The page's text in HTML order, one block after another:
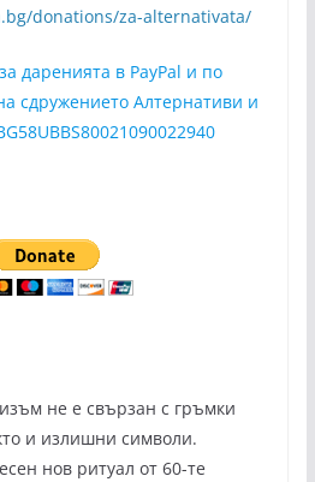
donations/za-alternativata/
даренията в PayPal и по
сдружението Алтернативи и
не е свързан с гръмки
и излишни символи.
нов ритуал от 60-те